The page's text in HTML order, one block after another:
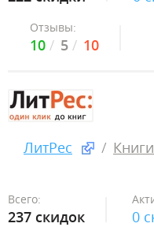
Отзывы:
10 5 10
ЛитРес
Всего:
237 скидок 0